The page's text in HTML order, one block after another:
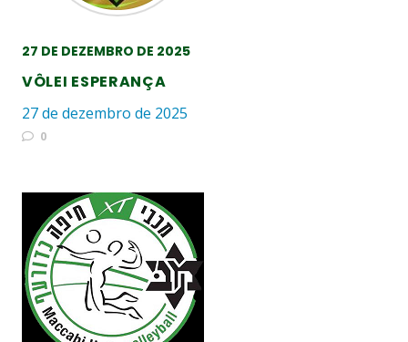
27 DE DEZEMBRO DE 2025
VÔLEI ESPERANÇA
27 de dezembro de 2025
0